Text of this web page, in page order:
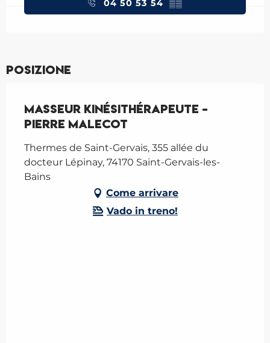
04 50 53 54 ▒▒
Posizione
Masseur kinésithérapeute -
Pierre Malecot
Thermes de Saint-Gervais, 355 allée du
docteur Lépinay, 74170 Saint-Gervais-les-
Bains
Come arrivare
Vado in treno!